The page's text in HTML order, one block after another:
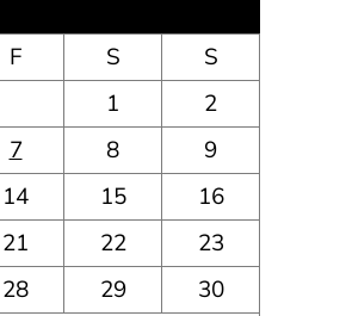
F S
S
1
2
7 8
9
14 15
16
21 22
23
28 29
30